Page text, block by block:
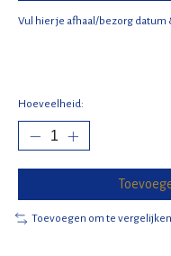
Vul hier je afhaal/bezorg datum
Hoeveelheid:
Toevoegen om te vergelijken